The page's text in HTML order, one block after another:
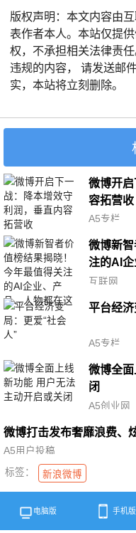
版权声明：本文内容由
表作者本人。本站仅提
权，不承担相关法律责
违规的内容， 请发送邮
实，本站将立刻删除。
微博开
容拓营收
A5专栏
微博新
注的AI
互联网
平台经
A5专栏
微博全
闭
A5创业网
微博打击发布奢靡浪费、
引导正确的价值观
A5用户投稿
标签：
新浪微博
电脑版 手机版